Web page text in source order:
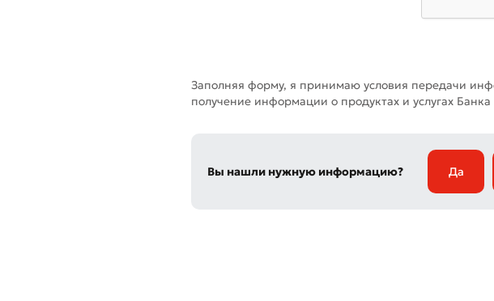
Заполняя форму, я принимаю условия передачи
получение информации о продуктах и услугах
Вы нашли нужную информацию? Да